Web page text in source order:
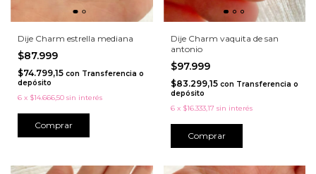
Dije Charm estrella mediana
$87.999
$74.799,15 con Transferencia o
depósito
6 x $14.666,50 sin interés
Comprar
Dije Charm vaquita de san
antonio
$97.999
$83.299,15 con Transferencia o
depósito
6 x $16.333,17 sin interés
Comprar